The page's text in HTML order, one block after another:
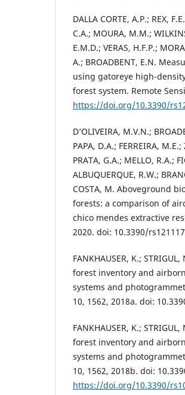
DALLA CORTE, A.P.; REX,
C.A.; MOURA, M.M.;
E.M.D.; VERAS, H.F.P.;
A.; BROADBENT, E.N.
using gatoreye high-
forest system. Remote
https://doi.org/10.3390/
D’OLIVEIRA, M.V.N.;
PAPA, D.A.; FERREIRA,
PRATA, G.A.; MELLO, R.A.;
ALBUQUERQUE, R.W.;
COSTA, M. Aboveground
forests: a comparison of
chico mendes extractive
2020. doi: 10.3390/
FANKHAUSER, K.;
forest inventory and
systems and
10, 1562, 2018a. doi:
FANKHAUSER, K.;
forest inventory and
systems and
10, 1562, 2018b. doi:
https://doi.org/10.3390/